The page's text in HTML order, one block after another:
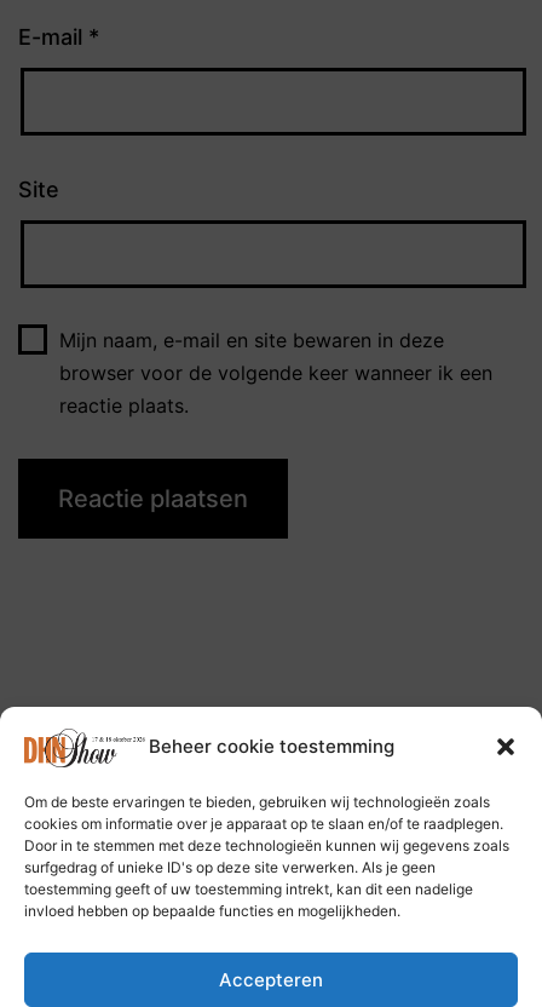
Beheer cookie toestemming
Om de beste ervaringen te bieden, gebruiken wij technologieën zoals
cookies om informatie over je apparaat op te slaan en/of te raadplegen.
Door in te stemmen met deze technologieën kunnen wij gegevens zoals
surfgedrag of unieke ID's op deze site verwerken. Als je geen
toestemming geeft of uw toestemming intrekt, kan dit een nadelige
invloed hebben op bepaalde functies en mogelijkheden.
Accepteren
E-mail *
Site
Mijn naam, e-mail en site bewaren in deze
browser voor de volgende keer wanneer ik een
reactie plaats.
Volg ons op: Bluesky Social Media